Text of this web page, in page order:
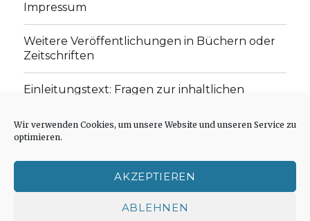
Wir verwenden Cookies, um unsere Website und unseren Service zu
optimieren.
AKZEPTIEREN
ABLEHNEN
Impressum
Weitere Veröffentlichungen in Büchern oder
Zeitschriften
Einleitungstext: Fragen zur inhaltlichen
„schwachen Glaubens“
Cookie-Richtlinie (EU)